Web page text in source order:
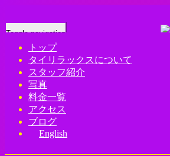
Toggle navigation
トップ
タイリラックスについて
スタッフ紹介
写真
料金一覧
アクセス
ブログ
English
Home -FRE…